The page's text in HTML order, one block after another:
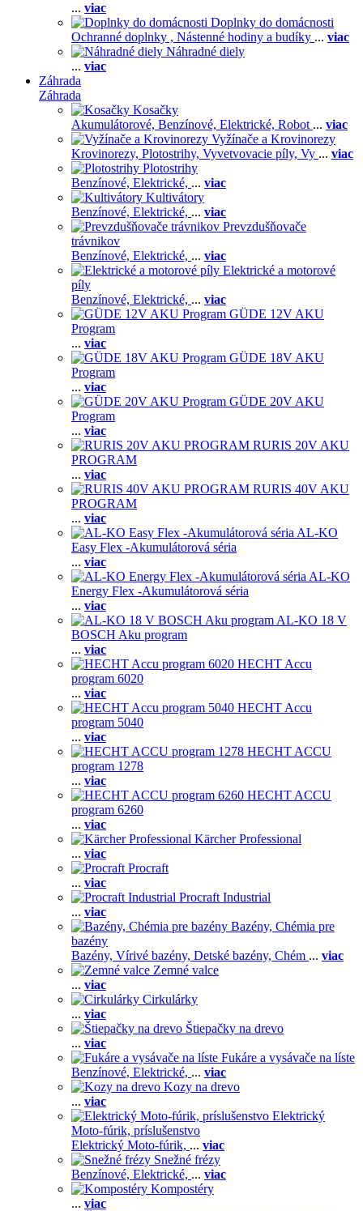
... viac
Doplnky do domácnosti
Ochranné doplnky , Nástenné hodiny a budíky ... viac
Náhradné diely
... viac
Záhrada
Záhrada
Kosačky
Akumulátorové, Benzínové, Elektrické, Robot ... viac
Vyžínače a Krovinorezy
Krovinorezy, Plotostrihy, Vyvetvovacie píly, Vy ... viac
Plotostrihy
Benzínové, Elektrické, ... viac
Kultivátory
Benzínové, Elektrické, ... viac
Prevzdušňovače
trávnikov
Benzínové, Elektrické, ... viac
Elektrické a motorové
píly
Benzínové, Elektrické, ... viac
GÜDE 12V AKU
Program
... viac
GÜDE 18V AKU
Program
... viac
GÜDE 20V AKU
Program
... viac
RURIS 20V AKU
PROGRAM
... viac
RURIS 40V AKU
PROGRAM
... viac
AL-KO
Easy Flex -Akumulátorová séria
... viac
AL-KO
Energy Flex -Akumulátorová séria
... viac
AL-KO 18 V
BOSCH Aku program
... viac
HECHT Accu
program 6020
... viac
HECHT Accu
program 5040
... viac
HECHT ACCU
program 1278
... viac
HECHT ACCU
program 6260
... viac
Kärcher Professional
... viac
Procraft
... viac
Procraft Industrial
... viac
Bazény, Chémia pre
bazény
Bazény, Vírivé bazény, Detské bazény, Chém ... viac
Zemné valce
... viac
Cirkulárky
... viac
Štiepačky na drevo
... viac
Fukáre a vysávače na líste
Benzínové, Elektrické, ... viac
Kozy na drevo
... viac
Elektrický
Moto-fúrik, príslušenstvo
Elektrický Moto-fúrik, ... viac
Snežné frézy
Benzínové, Elektrické, ... viac
Kompostéry
... viac